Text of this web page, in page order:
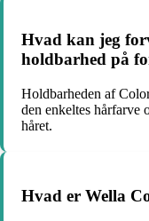
Hvad kan jeg
holdbarhed på
Holdbarheden af
den enkeltes hårfarve
håret.
Hvad er Wella